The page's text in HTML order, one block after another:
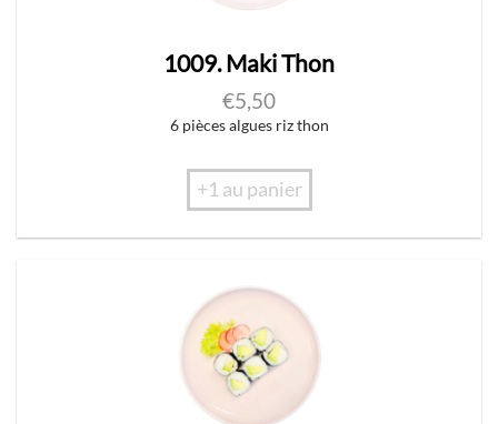
1009. Maki Thon
€5,50
6 pièces algues riz thon
+1 au panier